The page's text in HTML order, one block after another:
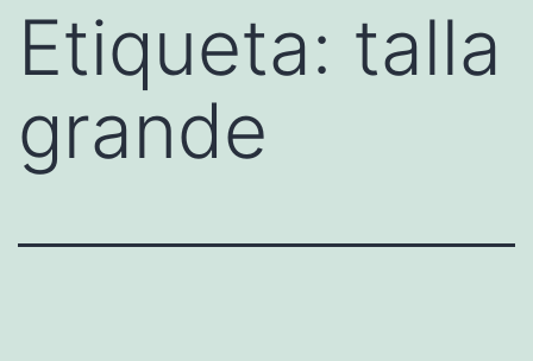
Etiqueta: talla
grande